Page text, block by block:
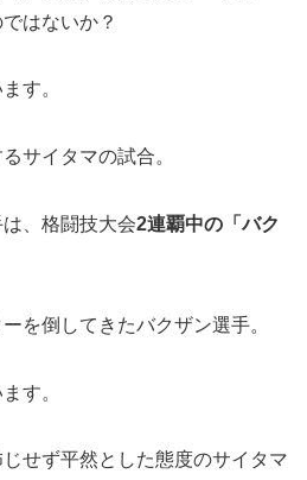
はないか？
す。
サイタマの試合。
、格闘技大会2連覇中の「バク
を倒してきたバクザン選手。
す。
せず平然とした態度のサイタマ